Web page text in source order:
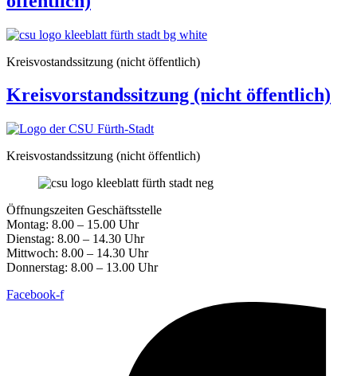
Kreisvostandssitzung (nicht öffentlich)
Kreisvorstandssitzung (nicht öffentlich)
Kreisvostandssitzung (nicht öffentlich)
Öffnungszeiten Geschäftsstelle
Montag: 8.00 – 15.00 Uhr
Dienstag: 8.00 – 14.30 Uhr
Mittwoch: 8.00 – 14.30 Uhr
Donnerstag: 8.00 – 13.00 Uhr
Facebook-f